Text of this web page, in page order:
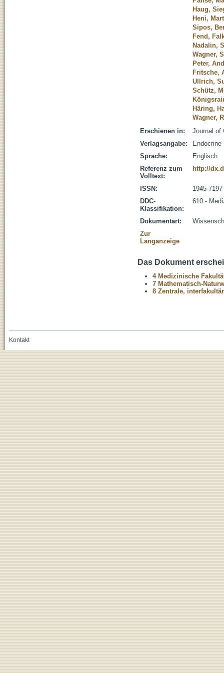
Haug,
Heni,
Sipos,
Fend,
Nadalin,
Wagner,
Peter,
Fritsche,
Ullrich,
Schütz,
Häring,
Wagner,
Erschienen in:
Journal of
Verlagsangabe:
Endocrine
Sprache:
Englisch
Referenz zum
Volltext:
http://
ISSN:
1945-7197
DDC-
Klassifikation:
610 -
Dokumentart:
Zur
Langanzeige
Das Dokument
4 Medizinische
7 Mathematisch-
8 Zentrale,
Kontakt